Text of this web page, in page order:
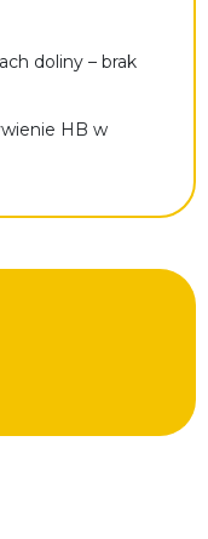
doliny – brak
HB w